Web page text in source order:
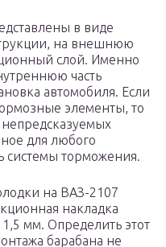
в виде
на внешнюю
слой. Именно
часть
автомобиля. Если
элементы, то
непредсказуемых
для любого
системы торможения.
на ВАЗ-2107
накладка
мм. Определить этот
барабана не